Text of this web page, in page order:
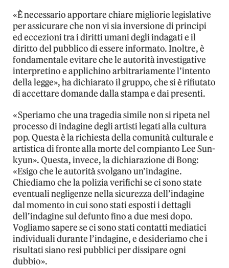
«È necessario apportare chiare migliorie legislative
per assicurare che non vi sia inversione di principi
ed eccezioni tra i diritti umani degli indagati e il
diritto del pubblico di essere informato. Inoltre, è
fondamentale evitare che le autorità investigative
interpretino e applichino arbitrariamente l’intento
della legge», ha dichiarato il gruppo, che si è rifiutato
di accettare domande dalla stampa e dai presenti.
«Speriamo che una tragedia simile non si ripeta nel
processo di indagine degli artisti legati alla cultura
pop. Questa è la richiesta della comunità culturale e
artistica di fronte alla morte del compianto Lee Sun-
kyun». Questa, invece, la dichiarazione di Bong:
«Esigo che le autorità svolgano un’indagine.
Chiediamo che la polizia verifichi se ci sono state
eventuali negligenze nella sicurezza dell’indagine
dal momento in cui sono stati esposti i dettagli
dell’indagine sul defunto fino a due mesi dopo.
Vogliamo sapere se ci sono stati contatti mediatici
individuali durante l’indagine, e desideriamo che i
risultati siano resi pubblici per dissipare ogni
dubbio».